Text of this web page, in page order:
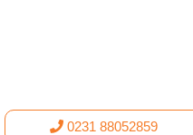
0231 88052859